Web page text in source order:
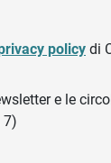
policy di
e le
7)